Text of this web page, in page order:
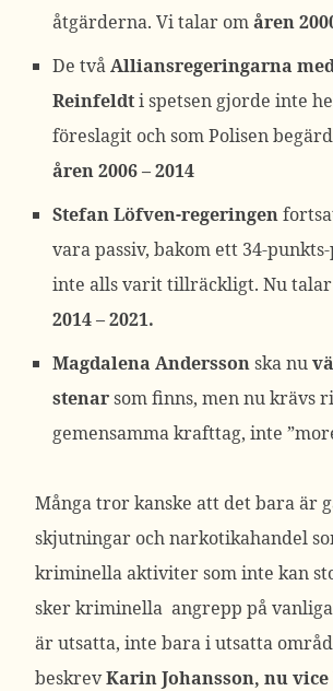
åtgärderna. Vi talar omåren
De tvåAlliansregeringarna
Reinfeldti spetsen gjorde inte
föreslagit och som Polisen
åren 2006 – 2014
Stefan Löfven-regeringen
vara passiv, bakom ett 34-
inte alls varit tillräckligt. Nu
2014 – 2021.
Magdalena Anderssonska nu
stenarsom finns, men nu krävs
gemensamma krafttag, inte
Många tror kanske att det bara är
skjutningar och narkotikahandel
kriminella aktiviter som inte kan
sker kriminella angrepp på
är utsatta, inte bara i utsatta
beskrevKarin Johansson, nu vice